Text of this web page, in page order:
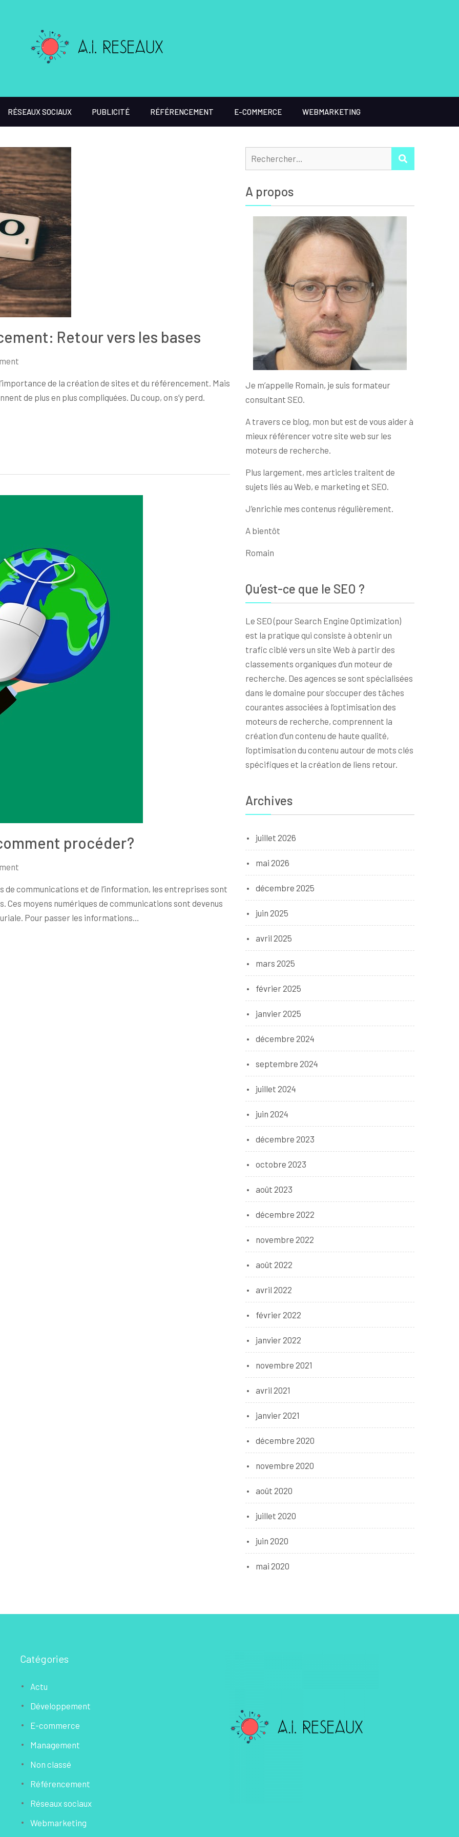
RÉSEAUX SOCIAUX PUBLICITÉ RÉFÉRENCEMENT E-COMMERCE WEBMARKETING
Retour vers les bases
de la création de sites et du référencement. Mais
de plus en plus compliquées. Du coup, on s’y perd.
procéder?
de communications et de l’information, les entreprises sont
Ces moyens numériques de communications sont devenus
Pour passer les informations…
Rechercher :
A propos
Je m’appelle Romain, je suis formateur
consultant SEO.
A travers ce blog, mon but est de vous aider à
mieux référencer votre site web sur les
moteurs de recherche.
Plus largement, mes articles traitent de
sujets liés au Web, e marketing et SEO.
J’enrichie mes contenus régulièrement.
A bientôt
Romain
Qu’est-ce que le SEO ?
Le SEO (pour Search Engine Optimization)
est la pratique qui consiste à obtenir un
trafic ciblé vers un site Web à partir des
classements organiques d’un moteur de
recherche. Des agences se sont spécialisées
dans le domaine pour s’occuper des tâches
courantes associées à l’optimisation des
moteurs de recherche, comprennent la
création d’un contenu de haute qualité,
l’optimisation du contenu autour de mots clés
spécifiques et la création de liens retour.
Archives
juillet 2026
mai 2026
décembre 2025
juin 2025
avril 2025
mars 2025
février 2025
janvier 2025
décembre 2024
septembre 2024
juillet 2024
juin 2024
décembre 2023
octobre 2023
août 2023
décembre 2022
novembre 2022
août 2022
avril 2022
février 2022
janvier 2022
novembre 2021
avril 2021
janvier 2021
décembre 2020
novembre 2020
août 2020
juillet 2020
juin 2020
mai 2020
Catégories
Actu
Développement
E-commerce
Management
Non classé
Référencement
Réseaux sociaux
Webmarketing